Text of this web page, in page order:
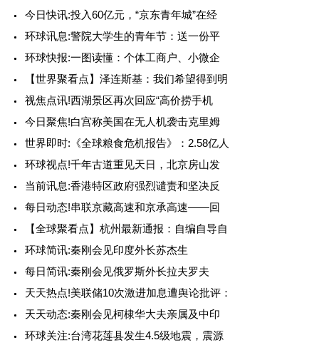
今日快讯:投入60亿元，“京东青年城”在经
环球讯息:警院大学生的青年节：送一份平
环球快报:一图读懂：个体工商户、小微企
【世界聚看点】泽连斯基：我们希望得到明
视焦点讯!西湖景区再次回应“高价捞手机
今日聚焦!白宫称美国在无人机袭击克里姆
世界即时:《全球粮食危机报告》：2.58亿人
环球视点!千年古道重见天日，北京房山发
当前讯息:香港特区政府强烈谴责和坚决反
每日动态!串联京藏高速和京承高速——回
【全球聚看点】杭州最新通报：自编自导自
环球简讯:秦刚会见印度外长苏杰生
每日简讯:秦刚会见俄罗斯外长拉夫罗夫
天天热点!美联储10次激进加息遭舆论批评：
天天动态:秦刚会见柯棣华大夫亲属及中印
环球关注:台湾花莲县发生4.5级地震，震源